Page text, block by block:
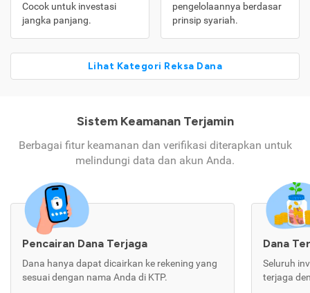
Cocok untuk investasi
jangka panjang.
pengelolaannya berdasar
prinsip syariah.
Lihat Kategori Reksa Dana
Sistem Keamanan Terjamin
Berbagai fitur keamanan dan verifikasi diterapkan untuk
melindungi data dan akun Anda.
Pencairan Dana Terjaga
Dana hanya dapat dicairkan ke rekening yang
sesuai dengan nama Anda di KTP.
Dana
Seluruh
terjaga